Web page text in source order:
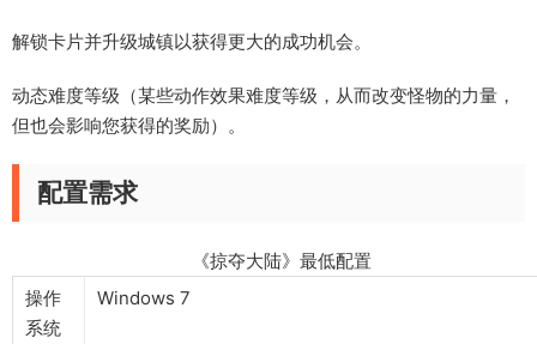
解锁卡片并升级城镇以获得更大的成功机会。
动态难度等级（某些动作效果难度等级，从而改变怪物的力量，
但也会影响您获得的奖励）。
配置需求
《掠夺大陆》最低配置
操作
系统
Windows 7